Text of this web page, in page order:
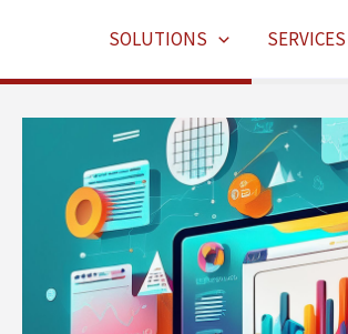
SOLUTIONS SERVICES